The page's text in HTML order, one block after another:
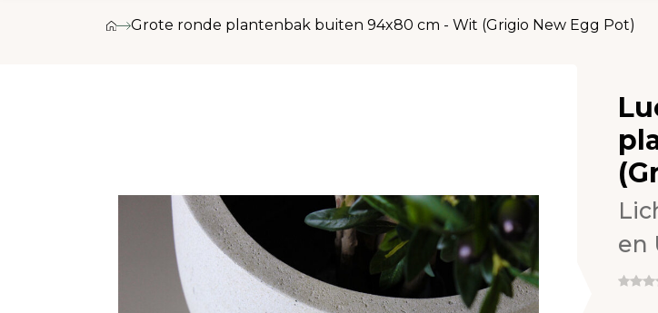
Grote ronde plantenbak buiten 94x80 cm - Wit (Grigio New Egg Pot)
en